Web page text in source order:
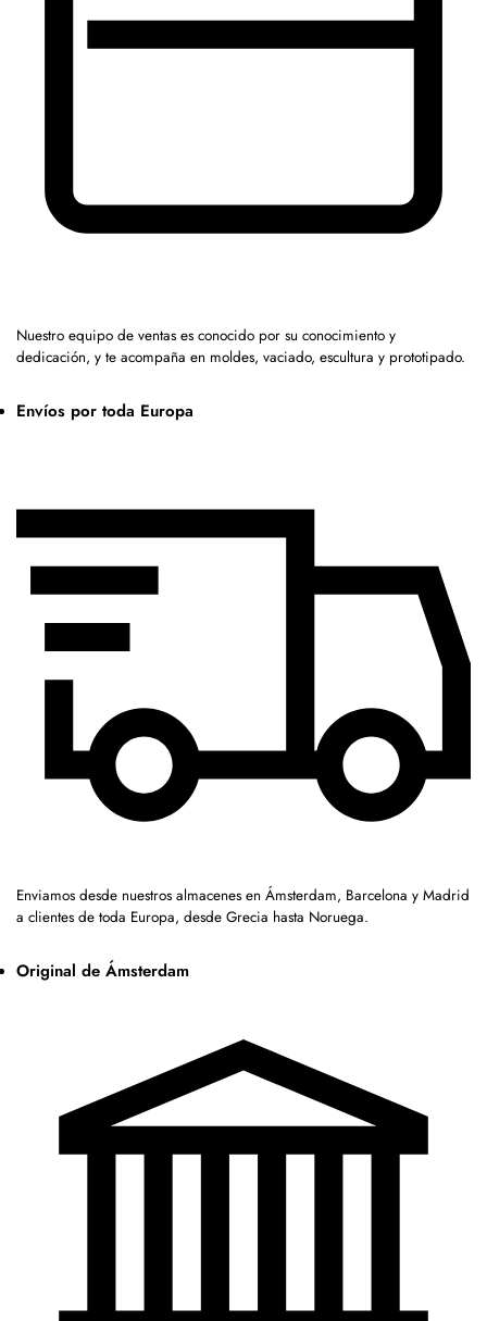
Nuestro equipo de ventas es conocido por su conocimiento y
dedicación, y te acompaña en moldes, vaciado, escultura y prototipado.
Envíos por toda Europa
Enviamos desde nuestros almacenes en Ámsterdam, Barcelona y Madrid
a clientes de toda Europa, desde Grecia hasta Noruega.
Original de Ámsterdam